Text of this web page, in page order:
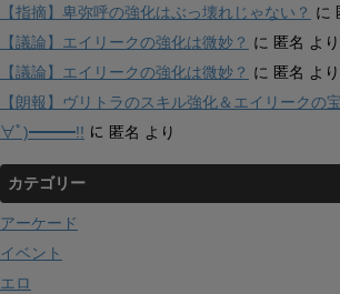
【指摘】卑弥呼の強化はぶっ壊れじゃない？ に
【議論】エイリークの強化は微妙？ に 匿名 より
【議論】エイリークの強化は微妙？ に 匿名 より
【朗報】ヴリトラのスキル強化＆エイリーク
∀ﾟ)━━━!! に 匿名 より
カテゴリー
アーケード
イベント
エロ